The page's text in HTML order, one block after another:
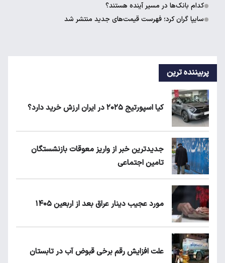
کدام بانک‌ها در مسیر آینده هستند؟
سایپا گران کرد؛ فهرست قیمت‌های جدید منتشر شد
پربیننده ترین
کیا اسپورتیج ۲۰۲۵ در ایران ارزش خرید دارد؟
جدیدترین خبر از واریز معوقات بازنشستگان
تامین اجتماعی
مورد عجیب دینار عراق بعد از اربعین ۱۴۰۵
علت افزایش رقم برخی قبوض آب در تابستان